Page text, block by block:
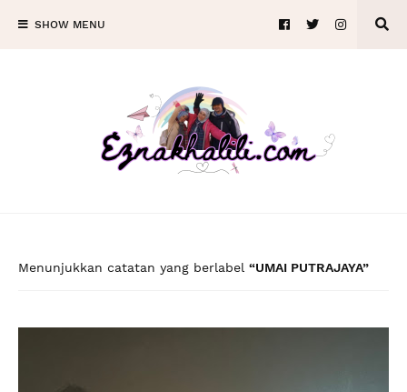
SHOW MENU
Menunjukkan catatan yang berlabel UMAI PUTRAJAYA